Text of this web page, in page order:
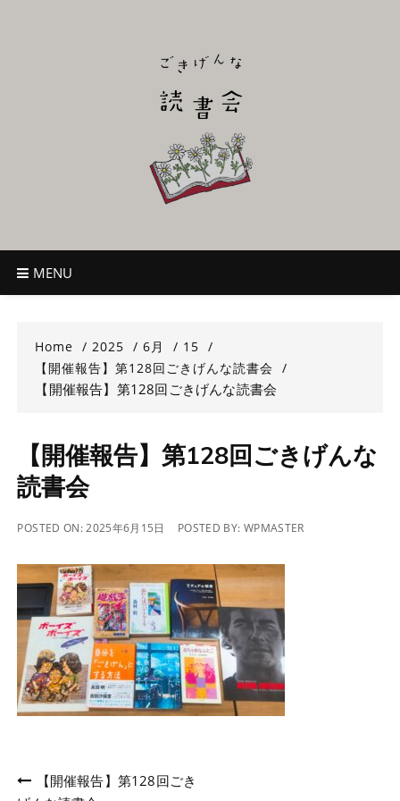
ごきげんな読
~児童書好き主催者によるオールジャンルOK！のんびり読書会~
MENU
Home 2025 6月
15
【開催報告】第128回ごきげんな読書会
【開催報告】第128回ごきげんな読書会
【開催報告】第128回ごきげんな
読書会
POSTED ON:2025年6月15日 POSTED BY: WPMASTER
投
【開催報告】第128回ごき